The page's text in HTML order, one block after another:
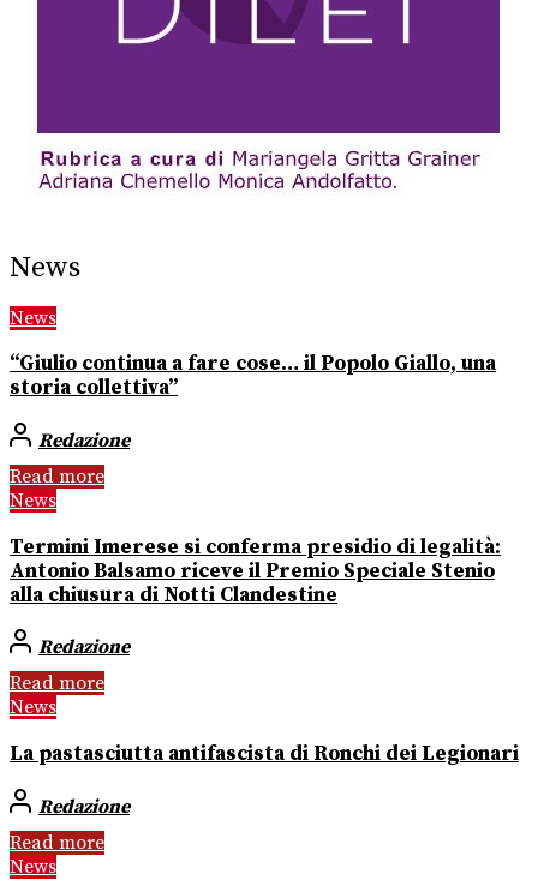
News
News
“Giulio continua a fare cose… il Popolo Giallo, una
storia collettiva”
Redazione
Read more
News
Termini Imerese si conferma presidio di legalità:
Antonio Balsamo riceve il Premio Speciale Stenio
alla chiusura di Notti Clandestine
Redazione
Read more
News
La pastasciutta antifascista di Ronchi dei Legionari
Redazione
Read more
News